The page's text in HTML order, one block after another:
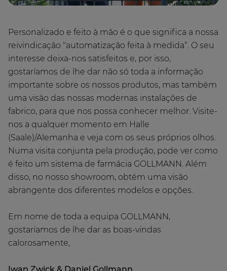
Personalizado e feito à mão é o que significa a nossa
reivindicação "automatização feita à medida“. O seu
interesse deixa-nos satisfeitos e, por isso,
gostaríamos de lhe dar não só toda a informação
importante sobre os nossos produtos, mas também
uma visão das nossas modernas instalações de
fabrico, para que nos possa conhecer melhor. Visite-
nos a qualquer momento em Halle
(Saale)/Alemanha e veja com os seus próprios olhos.
Numa visita conjunta pela produção, pode ver como
é feito um sistema de farmácia GOLLMANN. Além
disso, no nosso showroom, obtém uma visão
abrangente dos diferentes modelos e opções.
Em nome de toda a equipa GOLLMANN,
gostaríamos de lhe dar as boas-vindas
calorosamente,
Iwan Zwick & Daniel Gollmann